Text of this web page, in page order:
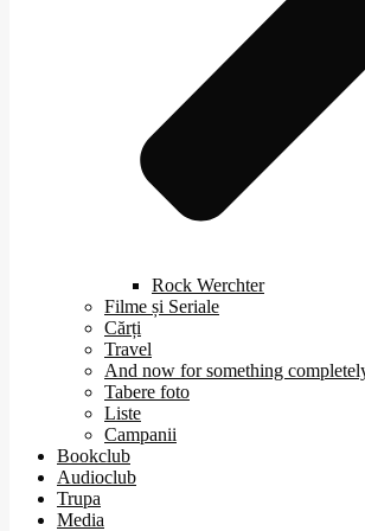
Rock Werchter
Filme și Seriale
Cărți
Travel
And now for something
Tabere foto
Liste
Campanii
Bookclub
Audioclub
Trupa
Media